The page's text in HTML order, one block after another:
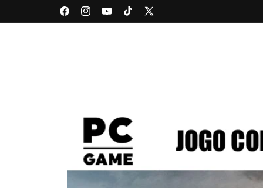
FacebookInstagramYouTubeTikTok
X
as
informações
do produto